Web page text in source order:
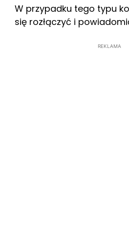
W przypadku tego typu
się rozłączyć i
REKLAMA